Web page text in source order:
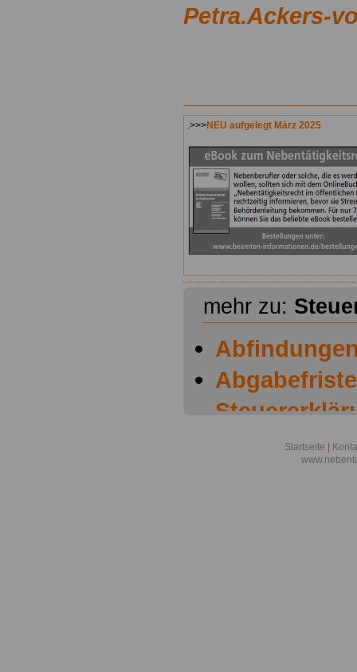
Petra.Ackers-
.>>>NEU aufgelegt März 2025
mehr zu:
Startseite